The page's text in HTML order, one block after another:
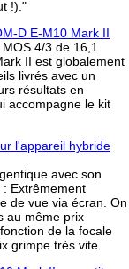
!)."
D E-M10 Mark II
4/3 de 16,1
II est globalement
livrés avec un
résultats en
accompagne le kit
l'appareil hybride
avec son
Extrêmement
de vue via écran. On
au même prix
de la focale
grimpe très vite.